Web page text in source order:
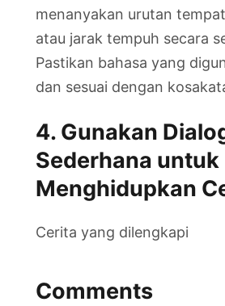
menanyakan urutan
atau jarak tempuh secara
Pastikan bahasa yang
dan sesuai dengan
4. Gunakan
Sederhana untuk
Menghidupkan
Cerita yang dilengkapi
Comments